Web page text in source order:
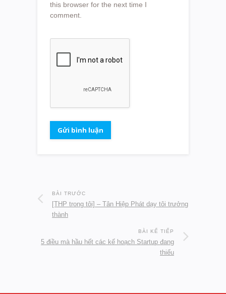
this browser for the next time I
comment.
BÀI TRƯỚC
[THP trong tôi] – Tân Hiệp Phát dạy tôi trưởng
thành
BÀI KẾ TIẾP
5 điều mà hầu hết các kế hoạch Startup đang
thiếu